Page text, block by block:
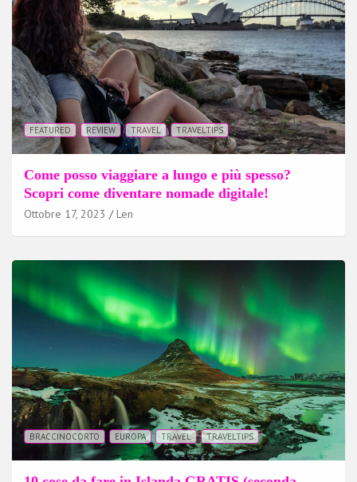
FEATURED REVIEW TRAVEL TRAVELTIPS
Come posso viaggiare a lungo e più spesso?
Scopri come diventare nomade digitale!
Ottobre 17, 2023 Len
BRACCINOCORTO EUROPA TRAVEL TRAVELTIPS